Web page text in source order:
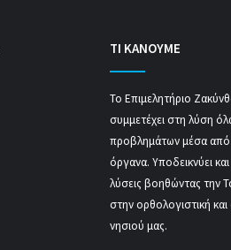
ΤΙ ΚΑΝΟΥΜΕ
Το Επιμελητήριο
συμμετέχει στη λύση
προβλημάτων μέσα
όργανα. Υποδεικνύει
λύσεις βοηθώντας την
στην ορθολογιστική
νησιού μας.